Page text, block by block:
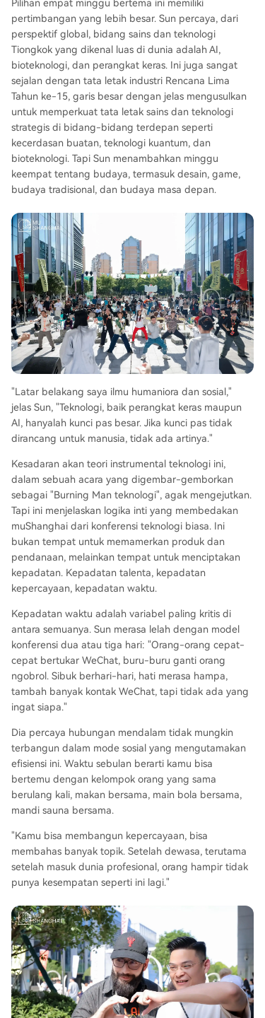
Pilihan empat minggu bertema ini memiliki
pertimbangan yang lebih besar. Sun percaya, dari
perspektif global, bidang sains dan teknologi
Tiongkok yang dikenal luas di dunia adalah AI,
bioteknologi, dan perangkat keras. Ini juga sangat
sejalan dengan tata letak industri Rencana Lima
Tahun ke-15, garis besar dengan jelas mengusulkan
untuk memperkuat tata letak sains dan teknologi
strategis di bidang-bidang terdepan seperti
kecerdasan buatan, teknologi kuantum, dan
bioteknologi. Tapi Sun menambahkan minggu
keempat tentang budaya, termasuk desain, game,
budaya tradisional, dan budaya masa depan.
"Latar belakang saya ilmu humaniora dan sosial,"
jelas Sun, "Teknologi, baik perangkat keras maupun
AI, hanyalah kunci pas besar. Jika kunci pas tidak
dirancang untuk manusia, tidak ada artinya."
Kesadaran akan teori instrumental teknologi ini,
dalam sebuah acara yang digembar-gemborkan
sebagai "Burning Man teknologi", agak mengejutkan.
Tapi ini menjelaskan logika inti yang membedakan
muShanghai dari konferensi teknologi biasa. Ini
bukan tempat untuk memamerkan produk dan
pendanaan, melainkan tempat untuk menciptakan
kepadatan. Kepadatan talenta, kepadatan
kepercayaan, kepadatan waktu.
Kepadatan waktu adalah variabel paling kritis di
antara semuanya. Sun merasa lelah dengan model
konferensi dua atau tiga hari: "Orang-orang cepat-
cepat bertukar WeChat, buru-buru ganti orang
ngobrol. Sibuk berhari-hari, hati merasa hampa,
tambah banyak kontak WeChat, tapi tidak ada yang
ingat siapa."
Dia percaya hubungan mendalam tidak mungkin
terbangun dalam mode sosial yang mengutamakan
efisiensi ini. Waktu sebulan berarti kamu bisa
bertemu dengan kelompok orang yang sama
berulang kali, makan bersama, main bola bersama,
mandi sauna bersama.
"Kamu bisa membangun kepercayaan, bisa
membahas banyak topik. Setelah dewasa, terutama
setelah masuk dunia profesional, orang hampir tidak
punya kesempatan seperti ini lagi."